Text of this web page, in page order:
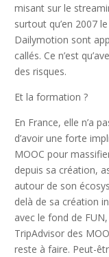
misant sur le
surtout qu’en 2007
Dailymotion sont
callés. Ce n’est
des risques.
Et la formation ?
En France, elle n’a
d’avoir une forte
MOOC pour
depuis sa création,
autour de son
delà de sa création
avec le fond de
TripAdvisor des
reste à faire. Peut-